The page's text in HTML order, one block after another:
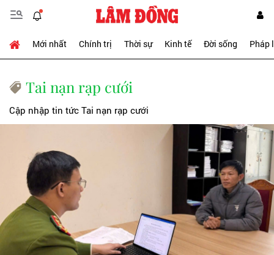
Mới nhất Chính trị Thời sự Kinh tế Đời sống Pháp
Tai nạn rạp cưới
Cập nhập tin tức Tai nạn rạp cưới